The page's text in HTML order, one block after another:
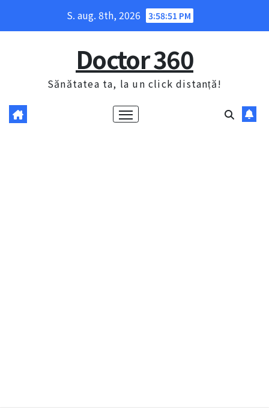
S. aug. 8th, 2026 3:58:53 PM
Doctor 360
Sănătatea ta, la un click distanță!